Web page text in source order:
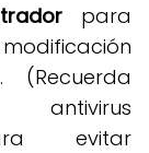
para
. (Recuerda
evitar